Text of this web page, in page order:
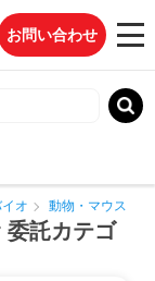
お問い合わせ
オ 動物・マウス
委託カテゴ